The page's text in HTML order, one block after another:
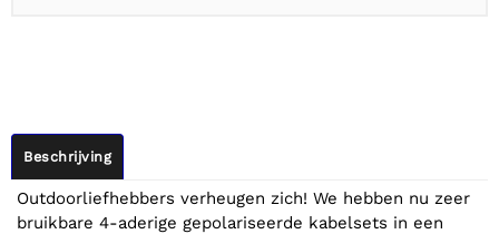
Beschrijving
Outdoorliefhebbers verheugen zich! We hebben nu zeer
bruikbare 4-aderige gepolariseerde kabelsets in een